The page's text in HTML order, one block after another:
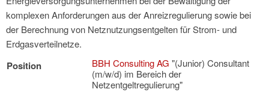
komplexen Anforderungen aus der Anreizregulierung sowie bei
der Berechnung von Netznutzungsentgelten für Strom- und
Erdgasverteilnetze.
Position BBH Consulting AG "(Junior) Consultant
(m/w/d) im Bereich der
Netzentgeltregulierung"